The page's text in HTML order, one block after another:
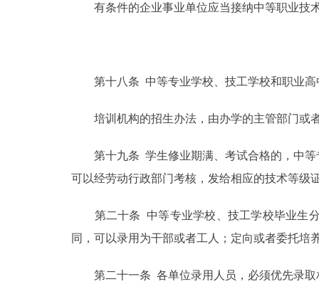
有条件的企业事业单位应当接纳中等职业技
第十八条 中等专业学校、技工学校和职业高
培训机构的招生办法，由办学的主管部门或
第十九条 学生修业期满、考试合格的，中等
可以经劳动行政部门考核，发给相应的技术等级
第二十条 中等专业学校、技工学校毕业生分
同，可以录用为干部或者工人；定向或者委托培
第二十一条 各单位录用人员，必须优先录取